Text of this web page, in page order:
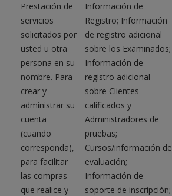
Prestación de
servicios
solicitados por
usted u otra
persona en su
nombre. Para
crear y
administrar su
cuenta
(cuando
corresponda),
para facilitar
las compras
que realice y
Información de
Registro; Información
de registro adicional
sobre los Examinados;
Información de
registro adicional
sobre Clientes
calificados y
Administradores de
pruebas;
Cursos/información de
evaluación;
Información de
soporte de inscripción;